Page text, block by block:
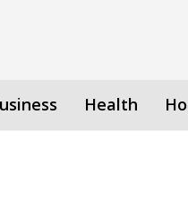
Health